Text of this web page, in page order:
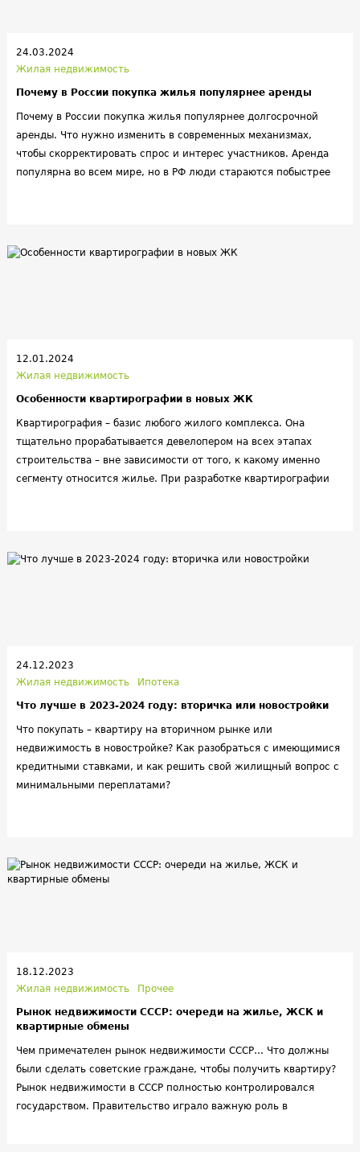
24.03.2024
Жилая недвижимость
Почему в России покупка жилья популярнее аренды
Почему в России покупка жилья популярнее долгосрочной
аренды. Что нужно изменить в современных механизмах,
чтобы скорректировать спрос и интерес участников. Аренда
популярна во всем мире, но в РФ люди стараются побыстрее
широкого распространения мелких форматов жилья.
моделью.
12.01.2024
Жилая недвижимость
Особенности квартирографии в новых ЖК
Квартирография – базис любого жилого комплекса. Она
тщательно прорабатывается девелопером на всех этапах
строительства – вне зависимости от того, к какому именно
сегменту относится жилье. При разработке квартирографии
популярный ЖК с хорошей эргономикой.
24.12.2023
Жилая недвижимость
Ипотека
Что лучше в 2023-2024 году: вторичка или новостройки
Что покупать – квартиру на вторичном рынке или
недвижимость в новостройке? Как разобраться с имеющимися
кредитными ставками, и как решить свой жилищный вопрос с
минимальными переплатами?
18.12.2023
Жилая недвижимость
Прочее
Рынок недвижимости СССР: очереди на жилье, ЖСК и
квартирные обмены
Чем примечателен рынок недвижимости СССР… Что должны
были сделать советские граждане, чтобы получить квартиру?
Рынок недвижимости в СССР полностью контролировался
государством. Правительство играло важную роль в